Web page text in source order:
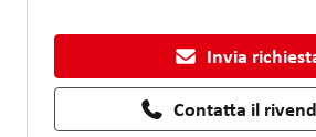
Invia
Contatta il